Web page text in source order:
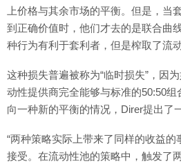
上价格与其余市场的平衡。但是，当
到正确价值时，他们才去的是联合曲
种行为有利于套利者，但是榨取了流
这种损失普遍被称为“临时损失”，因
动性提供商完全能够与标准的50:50
向一种新的平衡的情况，Direr提出了
“两种策略实际上带来了同样的收益
接受。在流动性池的策略中，触发了